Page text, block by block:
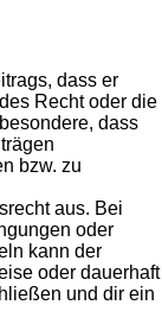
dass er
Recht oder die
dass
bzw. zu
aus. Bei
oder
kann der
oder dauerhaft
und dir ein